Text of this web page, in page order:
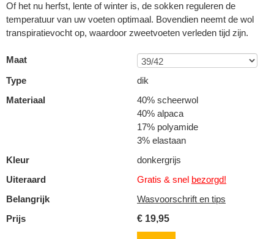
Of het nu herfst, lente of winter is, de sokken reguleren de
temperatuur van uw voeten optimaal. Bovendien neemt de wol
transpiratievocht op, waardoor zweetvoeten verleden tijd zijn.
Maat
Type
dik
Materiaal
40% scheerwol
40% alpaca
17% polyamide
3% elastaan
Kleur
donkergrijs
Uiteraard
Gratis & snel bezorgd!
Belangrijk
Wasvoorschrift en tips
Prijs
€ 19,95